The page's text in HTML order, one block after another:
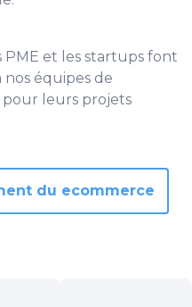
PME et les startups font
nos équipes de
leurs projets
du ecommerce